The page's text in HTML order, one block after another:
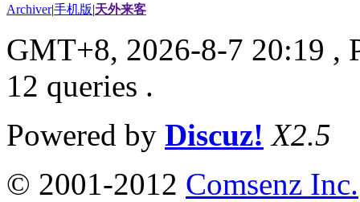
Archiver|手机版|天外来客
GMT+8, 2026-8-7 20:19 ,
12 queries .
Powered by Discuz! X2.5
© 2001-2012 Comsenz Inc.